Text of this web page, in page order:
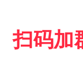
扫码加